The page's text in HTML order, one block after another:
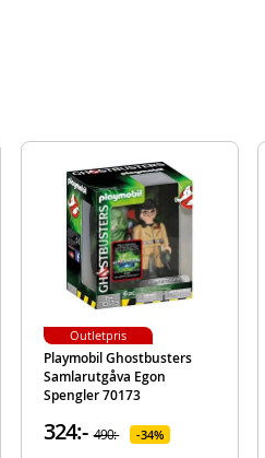
Playmobil
Playmobil Ghostbusters
Samlarutgåva Egon
Spengler 70173
324:- 490:- 34%
Outletpris